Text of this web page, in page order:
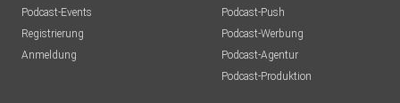
Podcast-Events
Registrierung
Anmeldung
Podcast-Push
Podcast-Werbung
Podcast-Agentur
Podcast-Produktion